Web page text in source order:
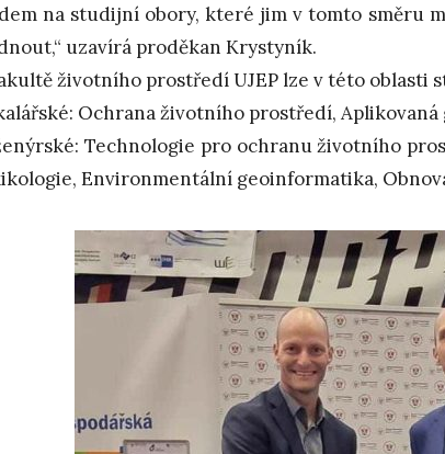
na studijní obory, které jim v tomto směru
uzavírá proděkan Krystyník.
životního prostředí UJEP lze v této oblasti
Ochrana životního prostředí,
Technologie pro ochranu životního
Environmentální geoinformatika,